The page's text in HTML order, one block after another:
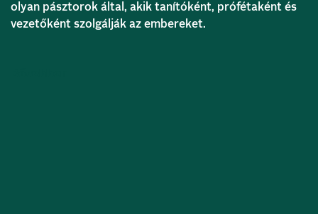
olyan pásztorok által, akik tanítóként, prófétaként és
vezetőként szolgálják az embereket.